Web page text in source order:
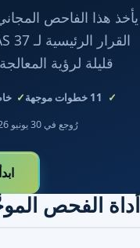
يأخذ هذا الفاحص
قليلة لرؤية
11 خطوات موجهة
رُوجع في 30 يونيو 2026
أداة الفحص